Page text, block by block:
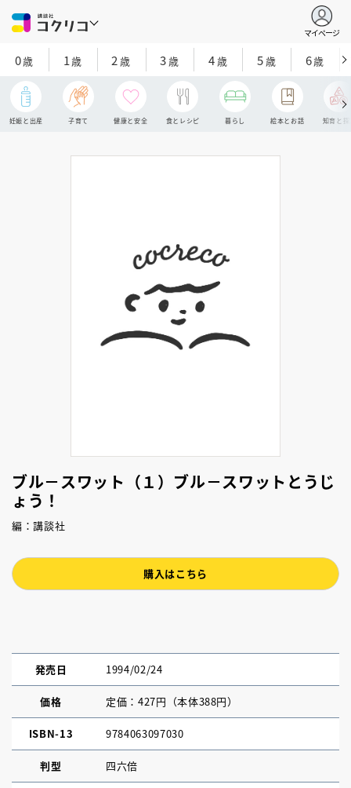
マイページ
0歳 1歳 2 歳 3歳 4歳 5歳 6歳
妊娠と出産 子育て 健康と安全 食とレシピ 暮らし 絵本とお話 知育と探
ブル－スワット（１）ブル－スワットとうじ
ょう！
編：講談社
購入はこちら
発売日 1994/02/24
価格 定価：427円（本体388円）
ISBN-13 9784063097030
判型 四六倍